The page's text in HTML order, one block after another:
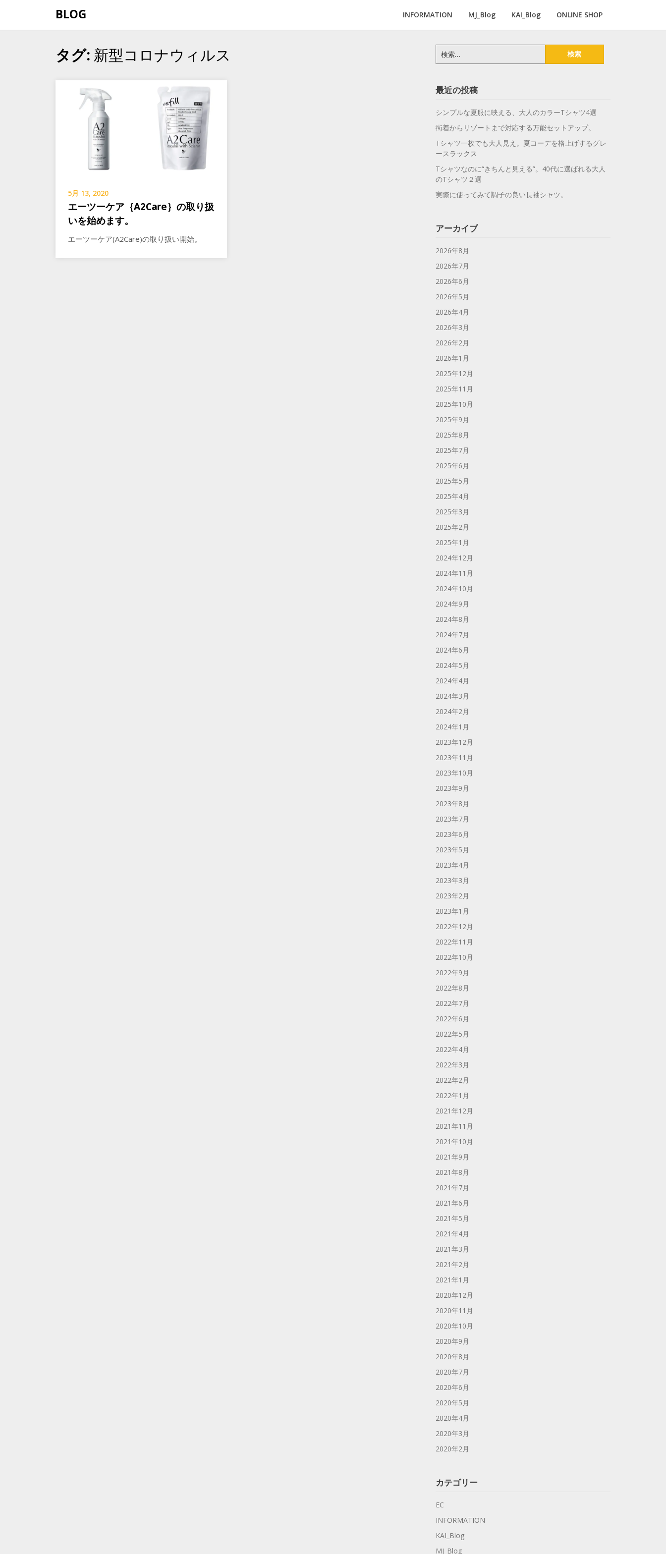
content
BLOG INFORMATION MJ_Blog KAI_Blog ONLINE SHOP
タグ: 新型コロナウィルス
5月 13, 2020
エーツーケア｛A2Care｝の取り扱
いを始めます。
エーツーケア(A2Care)の取り扱い開始。
索:
最近の投稿
シンプルな夏服に映える、大人のカラーTシャツ4選
街着からリゾートまで対応する万能セットアップ。
Tシャツ一枚でも大人見え。夏コーデを格上げするグレ
ースラックス
Tシャツなのに“きちんと見える”。40代に選ばれる大人
のTシャツ２選
実際に使ってみて調子の良い長袖シャツ。
アーカイブ
2026年8月
2026年7月
2026年6月
2026年5月
2026年4月
2026年3月
2026年2月
2026年1月
2025年12月
2025年11月
2025年10月
2025年9月
2025年8月
2025年7月
2025年6月
2025年5月
2025年4月
2025年3月
2025年2月
2025年1月
2024年12月
2024年11月
2024年10月
2024年9月
2024年8月
2024年7月
2024年6月
2024年5月
2024年4月
2024年3月
2024年2月
2024年1月
2023年12月
2023年11月
2023年10月
2023年9月
2023年8月
2023年7月
2023年6月
2023年5月
2023年4月
2023年3月
2023年2月
2023年1月
2022年12月
2022年11月
2022年10月
2022年9月
2022年8月
2022年7月
2022年6月
2022年5月
2022年4月
2022年3月
2022年2月
2022年1月
2021年12月
2021年11月
2021年10月
2021年9月
2021年8月
2021年7月
2021年6月
2021年5月
2021年4月
2021年3月
2021年2月
2021年1月
2020年12月
2020年11月
2020年10月
2020年9月
2020年8月
2020年7月
2020年6月
2020年5月
2020年4月
2020年3月
2020年2月
カテゴリー
EC
INFORMATION
KAI_Blog
MJ_Blog